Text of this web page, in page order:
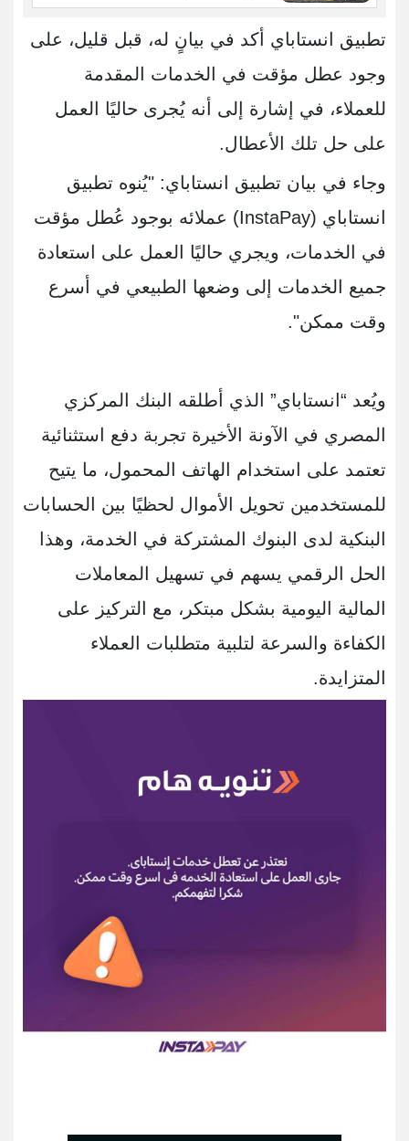
تطبيق انستاباي أكد في بيانٍ له، قبل قليل، على
وجود عطل مؤقت في الخدمات المقدمة
للعملاء، في إشارة إلى أنه يُجرى حاليًا العمل
على حل تلك الأعطال.
وجاء في بيان تطبيق انستاباي: "يُنوه تطبيق
انستاباي (InstaPay) عملائه بوجود عُطل مؤقت
في الخدمات، ويجري حاليًا العمل على استعادة
جميع الخدمات إلى وضعها الطبيعي في أسرع
وقت ممكن".
ويُعد “انستاباي” الذي أطلقه البنك المركزي
المصري في الآونة الأخيرة تجربة دفع استثنائية
تعتمد على استخدام الهاتف المحمول، ما يتيح
للمستخدمين تحويل الأموال لحظيًا بين الحسابات
البنكية لدى البنوك المشتركة في الخدمة، وهذا
الحل الرقمي يسهم في تسهيل المعاملات
المالية اليومية بشكل مبتكر، مع التركيز على
الكفاءة والسرعة لتلبية متطلبات العملاء
المتزايدة.